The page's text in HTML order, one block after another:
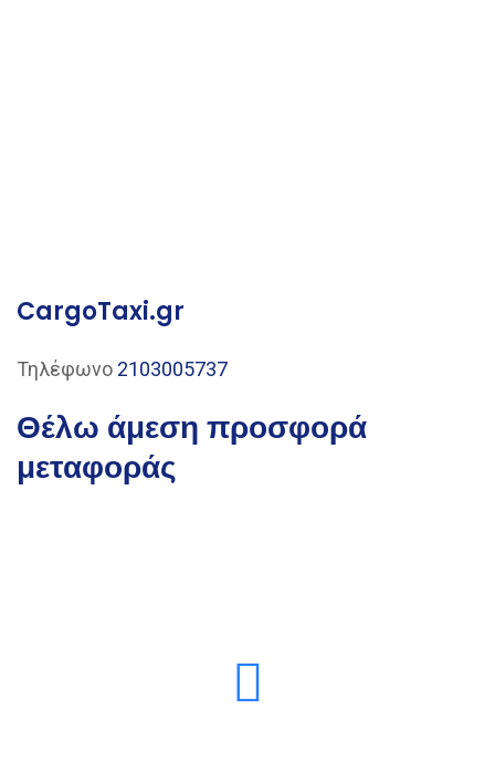
CargoTaxi.gr
Τηλέφωνο 2103005737
Θέλω άμεση προσφορά
μεταφοράς